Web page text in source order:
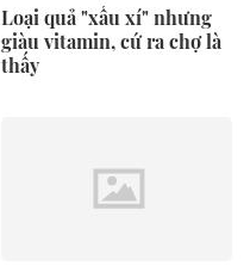
Loại quả "xấu xí" nhưng
giàu vitamin, cứ ra chợ là
thấy